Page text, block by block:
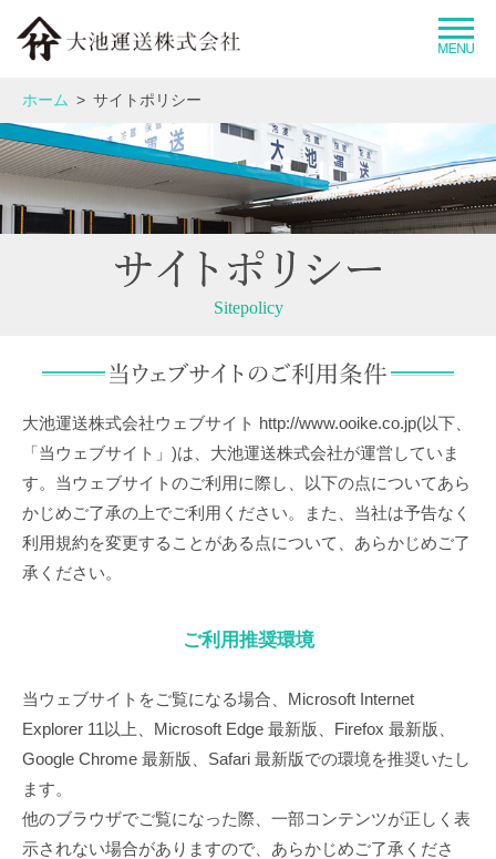
大池運送グループとは
企業情報
事業紹介
採用情報
お問い合わせ
ホーム サイトポリシー
Sitepolicy
大池運送株式会社ウェブサイト http://www.ooike.co.jp(以下、
「当ウェブサイト」)は、大池運送株式会社が運営していま
す。当ウェブサイトのご利用に際し、以下の点についてあら
かじめご了承の上でご利用ください。また、当社は予告なく
利用規約を変更することがある点について、あらかじめご了
承ください。
ご利用推奨環境
当ウェブサイトをご覧になる場合、Microsoft Internet
Explorer 11以上、Microsoft Edge 最新版、Firefox 最新版、
Google Chrome 最新版、Safari 最新版での環境を推奨いたし
ます。
他のブラウザでご覧になった際、一部コンテンツが正しく表
示されない場合がありますので、あらかじめご了承くださ